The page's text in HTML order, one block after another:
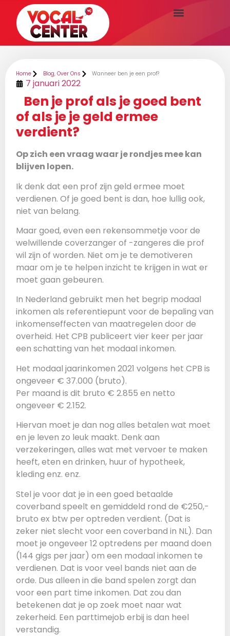
Home Blog, Over Ons Wanneer ben je een prof?
7 januari 2022
Ben je prof als je goed bent
of als je je geld ermee
verdient?
Op zich een vraag waar je rondjes mee kan
blijven lopen.
Ik denk dat een prof zijn geld ermee moet
verdienen. Of je goed bent is dan, hoe lullig ook,
niet van belang.
Maar goed, even een rekensommetje voor de
welwillende coverzanger of -zangeres die prof
wil zijn of worden. Niet om je te demotiveren
maar om je te helpen inzicht te krijgen in wat er
moet gaan gebeuren.
In Nederland gebruikt men het begrip modaal
inkomen als referentiepunt voor de bepaling van
inkomenseffecten van maatregelen door de
overheid. Het CPB publiceert vier keer per jaar
een schatting van het modaal inkomen.
Het modaal jaarinkomen 2021 volgens het CPB is
ongeveer € 37.000 (bruto).
Per maand is dit bruto € 2.855 en netto
ongeveer € 2.152.
Hiervan moet je dan nog alles betalen wat moet
en je leven zo leuk maakt. Denk aan
verzekeringen, alles wat met vervoer te maken
heeft, eten en drinken, huur of hypotheek,
kleding enz. enz.
Stel je voor dat je in een goed betaalde
coverband speelt en gemiddeld rond de €250,-
bruto ex btw per optreden verdient. (Dat is
zeker niet slecht voor een coverband in NL). Dan
moet je ongeveer 12 optredens per maand doen
(144 gigs per jaar) om een modaal inkomen te
verdienen. Dat is voor veel bands niet aan de
orde. Dus alleen in die band spelen zorgt dan
voor een part time inkomen. Dat zou dan
betekenen dat je op zoek moet naar wat
zekerheid. Een parttimejob erbij is dan heel
verstandig.